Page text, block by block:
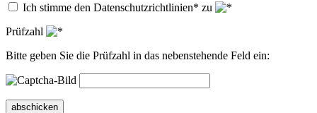
Ich stimme den Datenschutzrichtlinien* zu
Prüfzahl
Bitte geben Sie die Prüfzahl in das nebenstehende Feld ein:
abschicken